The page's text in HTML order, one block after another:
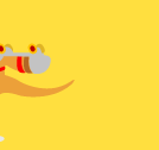
lei.